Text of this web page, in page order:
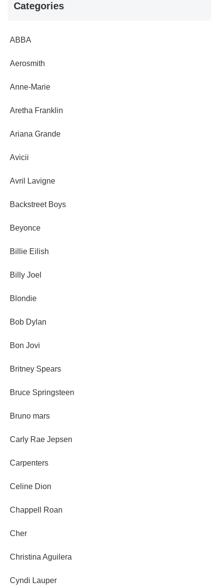
Categories
ABBA
Aerosmith
Anne-Marie
Aretha Franklin
Ariana Grande
Avicii
Avril Lavigne
Backstreet Boys
Beyonce
Billie Eilish
Billy Joel
Blondie
Bob Dylan
Bon Jovi
Britney Spears
Bruce Springsteen
Bruno mars
Carly Rae Jepsen
Carpenters
Celine Dion
Chappell Roan
Cher
Christina Aguilera
Cyndi Lauper